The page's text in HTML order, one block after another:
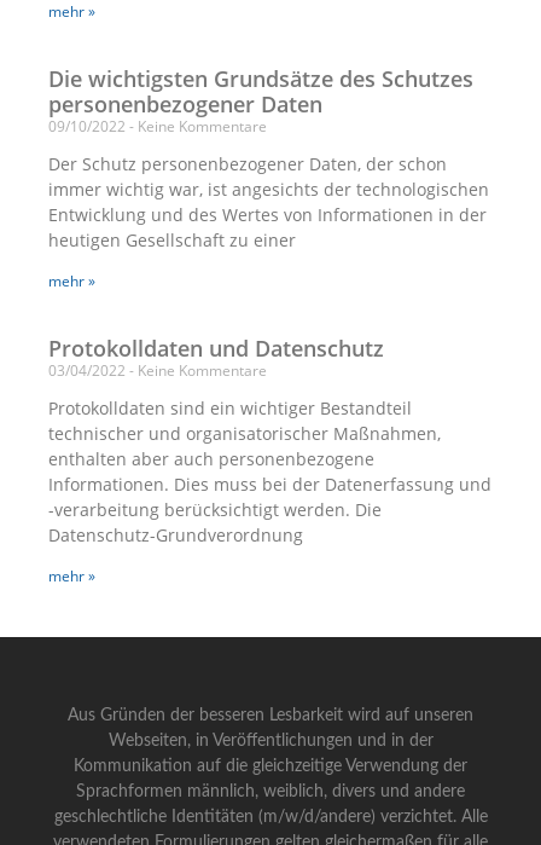
mehr »
Die wichtigsten Grundsätze des Schutzes
personenbezogener Daten
09/10/2022 Keine Kommentare
Der Schutz personenbezogener Daten, der schon
immer wichtig war, ist angesichts der technologischen
Entwicklung und des Wertes von Informationen in der
heutigen Gesellschaft zu einer
mehr »
Protokolldaten und Datenschutz
03/04/2022 Keine Kommentare
Protokolldaten sind ein wichtiger Bestandteil
technischer und organisatorischer Maßnahmen,
enthalten aber auch personenbezogene
Informationen. Dies muss bei der Datenerfassung und
-verarbeitung berücksichtigt werden. Die
Datenschutz-Grundverordnung
mehr »
Aus Gründen der besseren Lesbarkeit wird auf unseren
Webseiten, in Veröffentlichungen und in der
Kommunikation auf die gleichzeitige Verwendung der
Sprachformen männlich, weiblich, divers und andere
geschlechtliche Identitäten (m/w/d/andere) verzichtet. Alle